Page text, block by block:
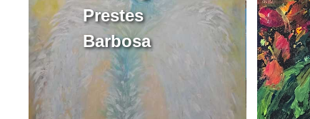
Prestes
Barbosa